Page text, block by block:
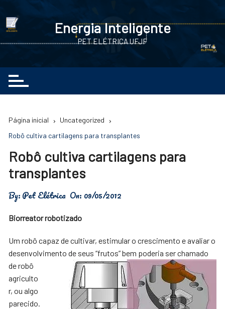
para
conteúdo
Energia Inteligente
PET ELÉTRICA UFJF
Página inicial
Uncategorized
Robô cultiva cartilagens para transplantes
Robô cultiva cartilagens para
transplantes
By:Pet Elétrica On: 09/05/2012
Biorreator robotizado
Um robô capaz de cultivar, estimular o crescimento e avaliar o
desenvolvimento de seus “frutos” bem poderia serchamado
de robô
agriculto
r, ou algo
parecido.